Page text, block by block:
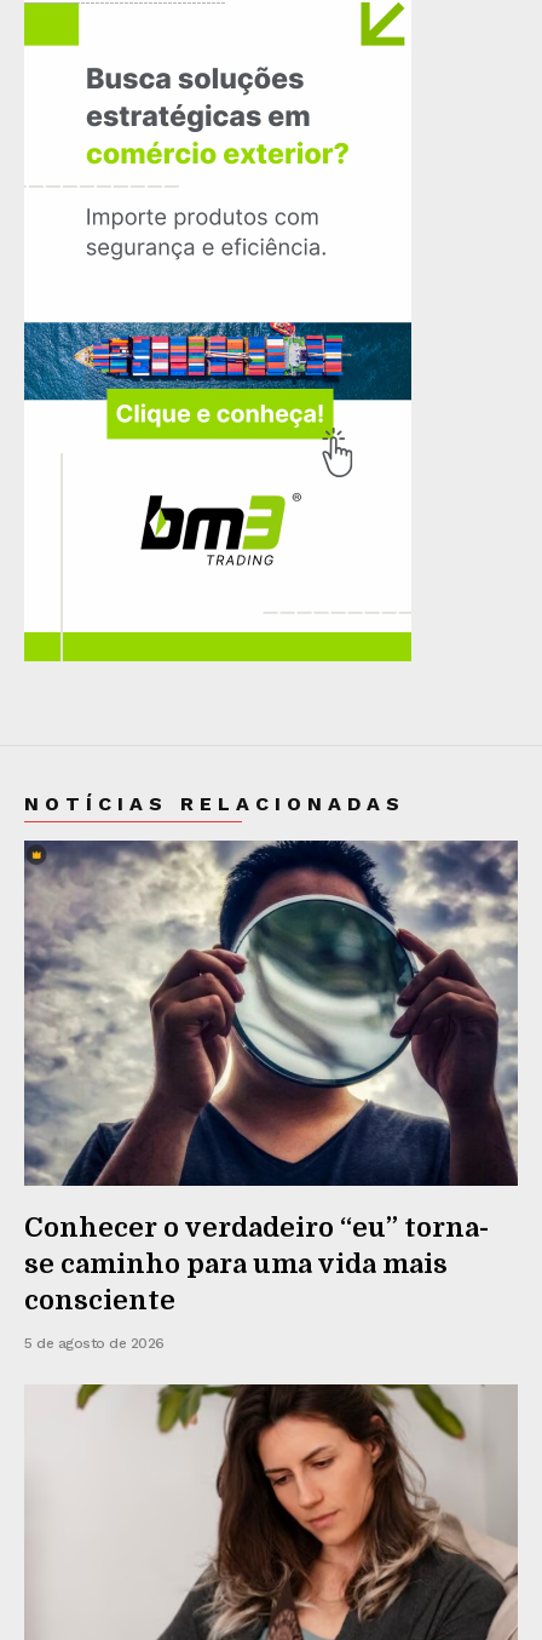
NOTÍCIAS RELACIONADAS
Conhecer o verdadeiro “eu” torna-
se caminho para uma vida mais
consciente
5 de agosto de 2026